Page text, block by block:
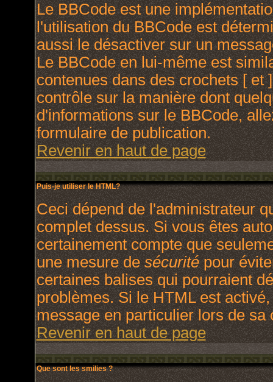
Le BBCode est une
l'utilisation du BBCode est
aussi le désactiver sur un
Le BBCode en lui-même est
contenues dans des crochets [ et
contrôle sur la manière dont
d'informations sur le BBCode,
formulaire de publication.
Revenir en haut de page
Puis-je utiliser le HTML?
Ceci dépend de l'administrateur
complet dessus. Si vous êtes
certainement compte que
une mesure desécuritépour
certaines balises qui pourraient
problèmes. Si le HTML est
message en particulier lors de sa
Revenir en haut de page
Que sont les smilies ?